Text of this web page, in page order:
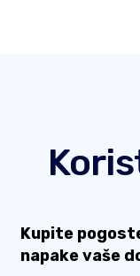
Kupite
napake vaše